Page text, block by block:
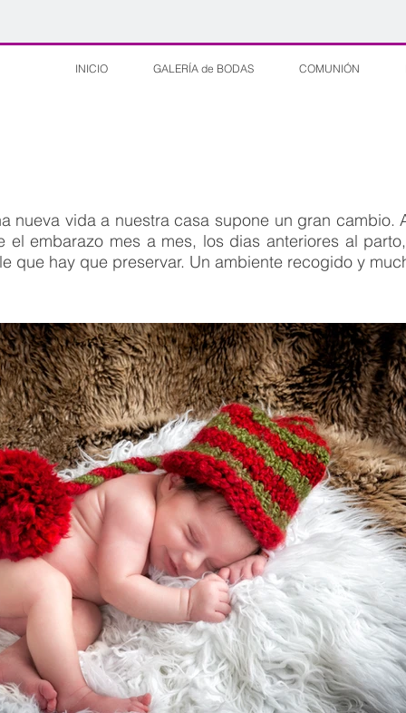
INICIO GALERÍA de BODAS COMUNIÓN
nueva vida a nuestra casa supone un gran
el embarazo mes a mes, los dias anteriores al
que hay que preservar. Un ambiente recogido y